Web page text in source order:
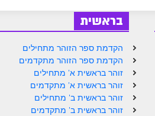
בראשית
הקדמת ספר הזוהר מתחילים
הקדמת ספר הזוהר מתקדמים
זוהר בראשית א' מתחילים
זוהר בראשית א' מתקדמים
זוהר בראשית ב' מתחילים
זוהר בראשית ב' מתקדמים